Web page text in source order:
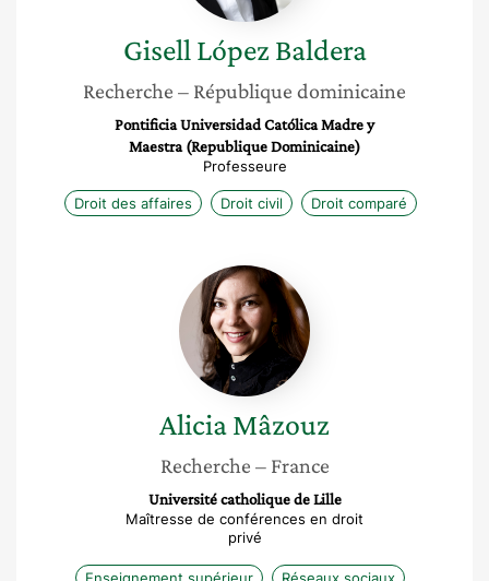
Gisell López Baldera
Recherche – République dominicaine
Pontificia Universidad Católica Madre y
Maestra (Republique Dominicaine)
Professeure
Droit des affaires Droit civil Droit comparé
Alicia
Mâzouz
AliciaMâzouz
Recherche – France
Université catholique de Lille
Maîtresse de conférences en droit
privé